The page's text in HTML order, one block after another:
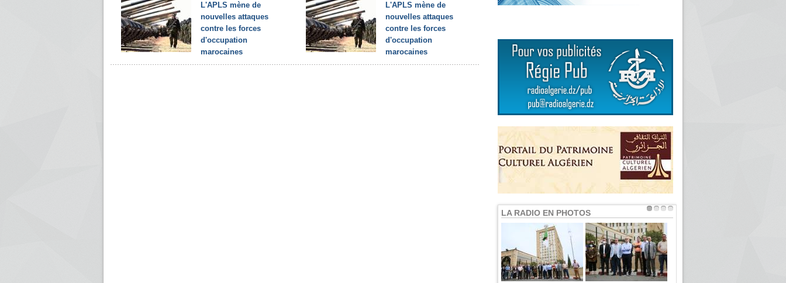
L'APLS mène de
nouvelles attaques
contre les forces
d'occupation
marocaines
L'APLS mène de
nouvelles attaques
contre les forces
d'occupation
marocaines
LA RADIO EN PHOTOS